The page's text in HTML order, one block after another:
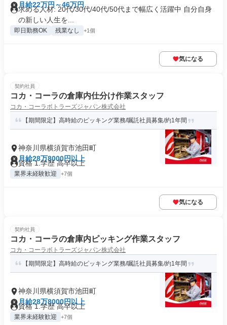
月給22万円～46万円
求める人材: 20代/30代/40代/50代まで幅広く活躍中 自分自身
の新しい人生を...
即日勤務OK 残業なし +1個
気になる
契約社員
コカ・コーラの倉庫内仕分け作業スタッフ
コカ・コーラボトラーズジャパン株式会社
【期間限定】高時給のピッキング業務/嘱託社員募集/約1年間
神奈川県横須賀市池田町
月給28万8000円以上
資格 1.学歴 高卒以上
業界未経験歓迎 +7個
気になる
契約社員
コカ・コーラの倉庫内ピッキング作業スタッフ
コカ・コーラボトラーズジャパン株式会社
【期間限定】高時給のピッキング業務/嘱託社員募集/約1年間
神奈川県横須賀市池田町
月給28万8000円以上
資格 1.学歴 高卒以上
業界未経験歓迎 +7個